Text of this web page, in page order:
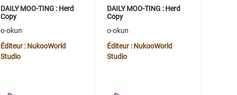
DAILY MOO-TING : Herd
Copy
o-okun
Éditeur : NukooWorld
Studio
DAILY MOO-TING : Herd
Copy
o-okun
Éditeur : NukooWorld
Studio